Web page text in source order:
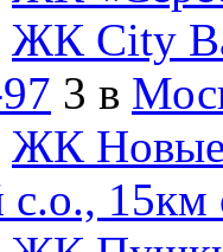
ЖК City
3 в
ЖК Новые
с.о.,